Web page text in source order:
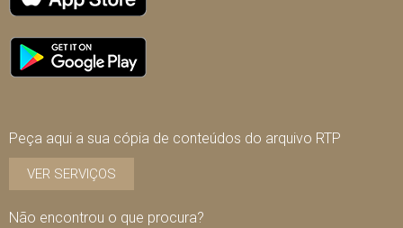
Peça aqui a sua cópia de conteúdos do arquivo RTP
VER SERVIÇOS
Não encontrou o que procura?